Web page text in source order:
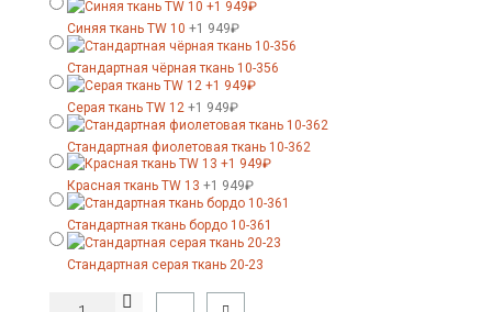
Синяя ткань TW 10 +1 949₽
Стандартная чёрная ткань 10-356
Серая ткань TW 12 +1 949₽
Стандартная фиолетовая ткань 10-362
Красная ткань TW 13 +1 949₽
Стандартная ткань бордо 10-361
Стандартная серая ткань 20-23